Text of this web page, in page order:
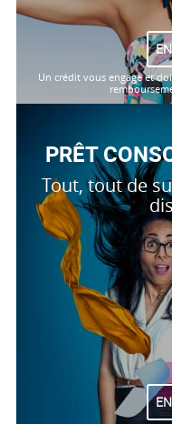
Un crédit vous engage et
PRÊT
Tout, tout de